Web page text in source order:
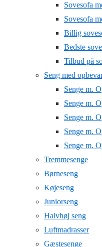
Sovesofa
Sovesofa
Billig
Bedste
Tilbud på
Seng med
Senge m.
Senge m.
Senge m.
Senge m.
Senge m.
Tremmesenge
Børneseng
Køjeseng
Juniorseng
Halvhøj seng
Luftmadrasser
Gæstesenge